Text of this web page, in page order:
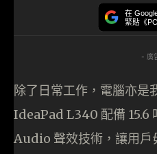
在
緊貼《
- 廣
除了日常工作，電腦亦是
IdeaPad L340 配備 15.6
Audio 聲效技術，讓用戶